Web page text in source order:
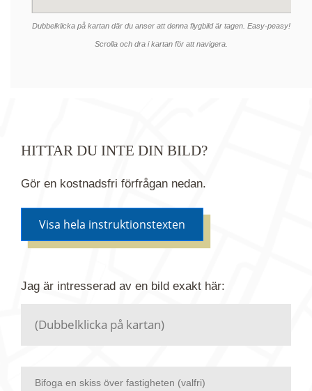
Dubbelklicka på kartan där du anser att denna flygbild är tagen. Easy-peasy!
Scrolla och dra i kartan för att navigera.
HITTAR DU INTE DIN BILD?
Gör en kostnadsfri förfrågan nedan.
Visa hela instruktionstexten
förfrågan. Vi har flera miljoner bilder i vårt arkiv
Jag är intresserad av en bild exakt här:
Bifoga en skiss över fastigheten (valfri)